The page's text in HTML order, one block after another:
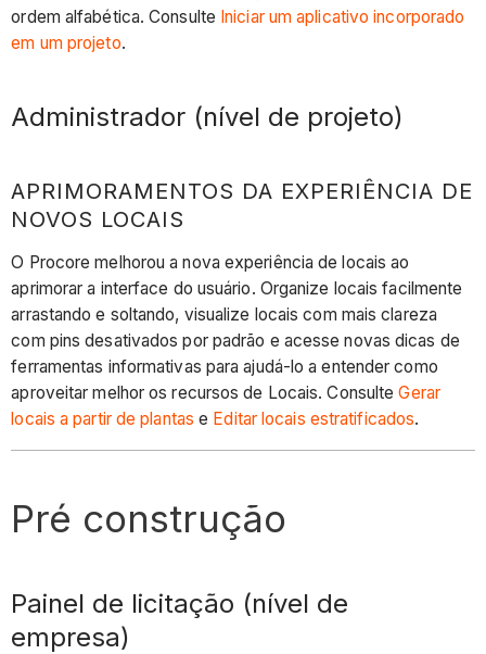
ordem alfabética. Consulte Iniciar um aplicativo incorporado
em um projeto.
Administrador (nível de projeto)
APRIMORAMENTOS DA EXPERIÊNCIA DE
NOVOS LOCAIS
O Procore melhorou a nova experiência de locais ao
aprimorar a interface do usuário. Organize locais facilmente
arrastando e soltando, visualize locais com mais clareza
com pins desativados por padrão e acesse novas dicas de
ferramentas informativas para ajudá-lo a entender como
aproveitar melhor os recursos de Locais. ConsulteGerar
locais a partir de plantas e Editar locais estratificados.
Pré construção
Painel de licitação (nível de
empresa)